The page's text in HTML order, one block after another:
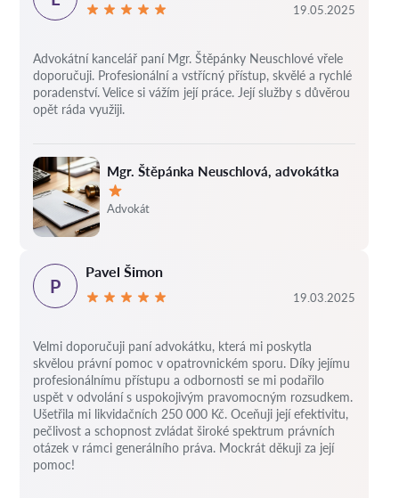
Mgr. Štěpánka Neuschlová, advokátka
Hodnocení:
Advokát
19.05.2025
Advokátní kancelář paní Mgr. Štěpánky Neuschlové vřele
doporučuji. Profesionální a vstřícný přístup, skvělé a rychlé
poradenství. Velice si vážím její práce. Její služby s důvěrou
opět ráda využiji.
P
Pavel Šimon
19.03.2025
Velmi doporučuji paní advokátku, která mi poskytla
skvělou právní pomoc v opatrovnickém sporu. Díky jejímu
profesionálnímu přístupu a odbornosti se mi podařilo
uspět v odvolání s uspokojivým pravomocným rozsudkem.
Ušetřila mi likvidačních 250 000 Kč. Oceňuji její efektivitu,
pečlivost a schopnost zvládat široké spektrum právních
otázek v rámci generálního práva. Mockrát děkuji za její
pomoc!